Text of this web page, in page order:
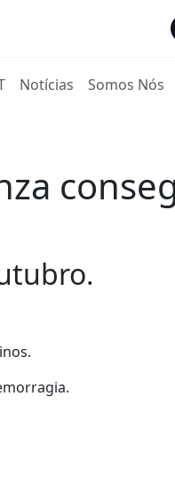
Notícias Somos Nós